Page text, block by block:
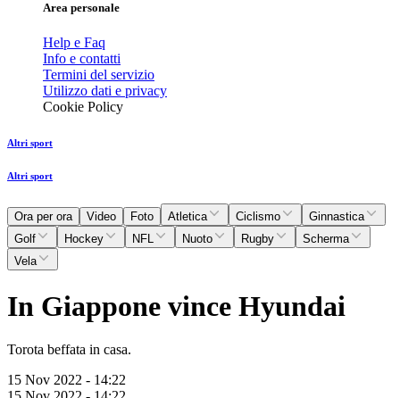
Area personale
Help e Faq
Info e contatti
Termini del servizio
Utilizzo dati e privacy
Cookie Policy
Altri sport
Altri sport
Ora per ora Video Foto Atletica Ciclismo
Ginnastica
Golf
Hockey NFL Nuoto Rugby
Scherma
Vela
In Giappone vince Hyundai
Torota beffata in casa.
15 Nov 2022 - 14:22